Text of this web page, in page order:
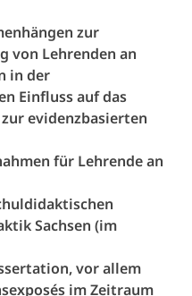
zur
von Lehrenden an
in der
Einfluss auf das
evidenzbasierten
für Lehrende an
Sachsen (im
vor allem
im Zeitraum